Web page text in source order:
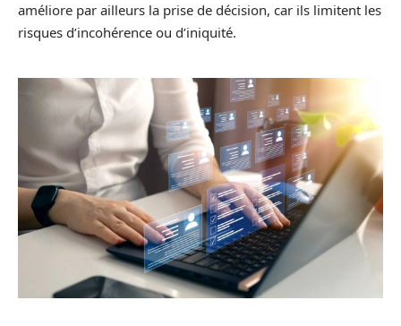
améliore par ailleurs la prise de décision, car ils limitent les
risques d’incohérence ou d’iniquité.